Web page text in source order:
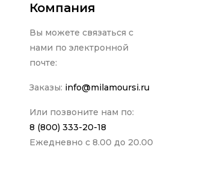
Компания
Вы можете связаться с
нами по электронной
почте:
Заказы: info@milamoursi.ru
Или позвоните нам по:
8 (800) 333-20-18
Ежедневно с 8.00 до 20.00